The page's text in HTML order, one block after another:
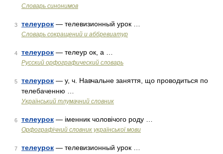
Словарь синонимов
3 телеурок — телевизионный урок …
Словарь сокращений и аббревиатур
4 телеурок — телеур ок, а …
Русский орфографический словарь
5 телеурок — у, ч. Навчальне заняття, що проводиться по
телебаченню …
Український тлумачний словник
6 телеурок — іменник чоловічого роду …
Орфографічний словник української мови
7 телеурок — телевизионный урок …